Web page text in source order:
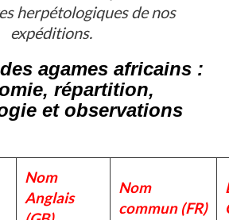
herpétologiques de nos
expéditions.
agames africains :
répartition,
et observations
Nom
Anglais
Nom
commun (FR)